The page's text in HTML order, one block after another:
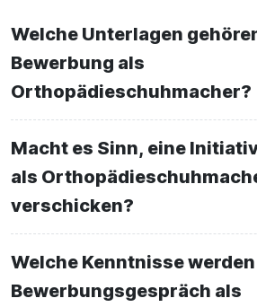
Welche Unterlagen
Bewerbung als
Orthopädieschuhmacher?
Macht es Sinn, eine
als
verschicken?
Welche Kenntnisse
Bewerbungsgespräch als